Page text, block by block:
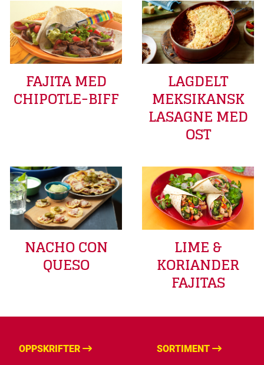
FAJITA MED
CHIPOTLE-BIFF
LAGDELT
MEKSIKANSK
LASAGNE MED
OST
NACHO CON
QUESO
LIME &
KORIANDER
FAJITAS
OPPSKRIFTER SORTIMENT